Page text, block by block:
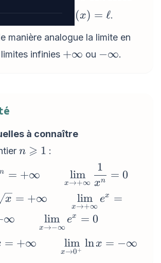
alors\displaystyle\lim_{x
\to +\infty} f(x) =
\ell
lim (x) = ℓ.
manière analogue la limite en
infinies +\infty
+∞ ou -
−∞.
à connaître
n
1
n ⩾ 1 :
x^n =
\qquad
+\infty}
= 0
n = +∞
x→+∞
lim
xn
1
= 0
+\infty}
= +\infty
\qquad
x = +∞
x→+∞
lim ex
=
∞
x→−∞
lim ex = 0
\ln x =
= +∞
x→0+
lim lnx = −∞